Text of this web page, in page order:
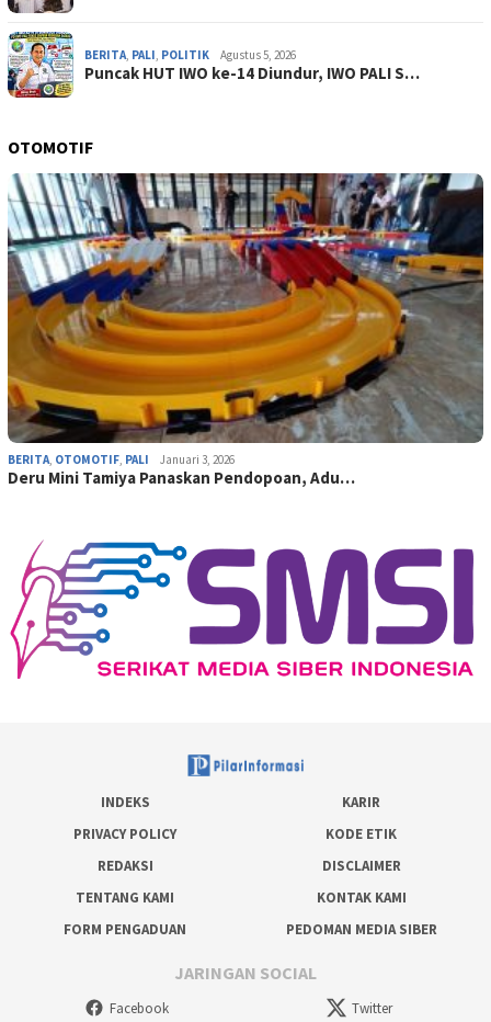
BERITA PALI POLITIK Agustus 5, 2026
Puncak HUT IWO ke-14 Diundur, IWO PALI S…
OTOMOTIF
BERITA OTOMOTIF PALI Januari 3, 2026
Deru Mini Tamiya Panaskan Pendopoan, Adu…
INDEKS
KARIR
PRIVACY POLICY
KODE ETIK
REDAKSI
DISCLAIMER
TENTANG KAMI
KONTAK KAMI
FORM PENGADUAN
PEDOMAN MEDIA SIBER
JARINGAN SOCIAL
Facebook Twitter